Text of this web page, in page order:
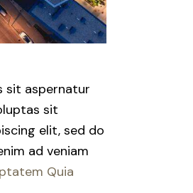
sit aspernatur
sit
elit, sed do
ad veniam
Quia